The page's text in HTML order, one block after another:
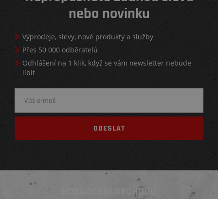
nebo novinku
Výprodeje, slevy, nové produkty a služby
Přes 50 000 odběratelů
Odhlášení na 1 klik, když se vám newsletter nebude
líbit
HODNOCENÍ OBCHODU